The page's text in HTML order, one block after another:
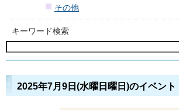
その他
キーワード検索
2025年7月9日(水曜日曜日)のイベント